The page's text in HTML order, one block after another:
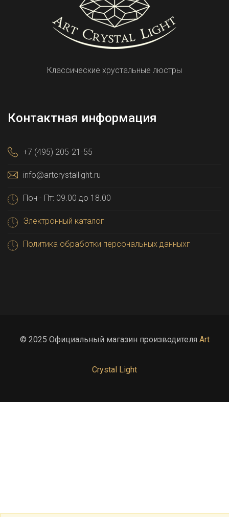
Классические хрустальные люстры
Контактная информация
+7 (495) 205-21-55
info@artcrystallight.ru
Пон - Пт: 09.00 до 18.00
Электронный каталог
Политика обработки персональных данныхг
© 2025 Официальный магазин производителя Art
Crystal Light